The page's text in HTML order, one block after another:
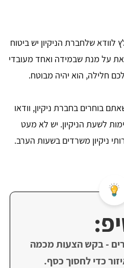
לוודא שלחברת הניקיון יש ביטוח
על מנת שבמידה ואחד מעובדי
חלילה, הוא יהיה מבוטח.
בוחרים בחברת ניקיון, וודאו
לשעת הניקיון. יש לא מעט
ניקיון משרדים בשעות הערב.
- בקש הצעות מכמה
כדי לחסוך כסף.